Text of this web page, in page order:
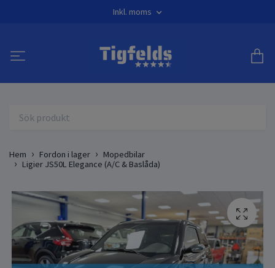
Inkl. moms
Hem Fordon i lager
Mopedbilar
Ligier JS50L Elegance (A/C & Baslåda)